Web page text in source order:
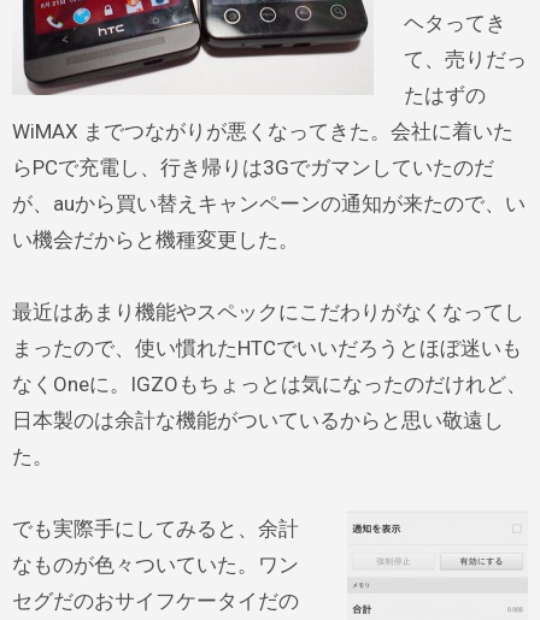
ヘタってき
て、売りだっ
たはずの
WiMAX までつながりが悪くなってきた。会社に着いた
らPCで充電し、行き帰りは3Gでガマンしていたのだ
が、auから買い替えキャンペーンの通知が来たので、い
い機会だからと機種変更した。
最近はあまり機能やスペックにこだわりがなくなってし
まったので、使い慣れたHTCでいいだろうとほぼ迷いも
なくOneに。IGZOもちょっとは気になったのだけれど、
日本製のは余計な機能がついているからと思い敬遠し
た。
でも実際手にしてみると、余計
なものが色々ついていた。ワン
セグだのおサイフケータイだの